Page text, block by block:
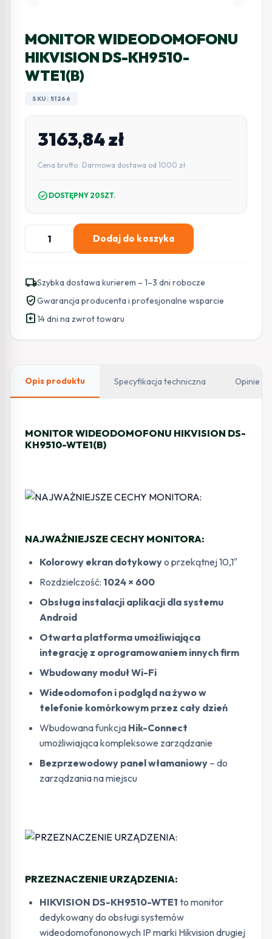
MONITOR WIDEODOMOFONU
HIKVISION DS-KH9510-
WTE1(B)
SKU: 51266
3163,84zł
Cena brutto · Darmowa dostawa od 1000 zł
check_circle DOSTĘPNY 20SZT.
ilość
MONITOR
HIKVISION
DS-
KH9510-
WTE1(B)
Dodaj do koszyka
local_shippingSzybka dostawa kurierem – 1–3 dni robocze
verified_userGwarancja producenta i profesjonalne wsparcie
assignment_return14 dni na zwrot towaru
Opis produktu Specyfikacja techniczna Opinie
MONITOR WIDEODOMOFONU HIKVISION DS-
KH9510-WTE1(B)
NAJWAŻNIEJSZE CECHY MONITORA:
Kolorowy ekran dotykowyo przekątnej 10,1″
Rozdzielczość: 1024 × 600
Obsługa instalacji aplikacji dla systemu
Android
Otwarta platforma umożliwiająca
integrację z oprogramowaniem innych firm
Wbudowany moduł Wi-Fi
Wideodomofon i podgląd na żywo w
telefonie komórkowym przez cały dzień
Wbudowana funkcja Hik-Connect
umożliwiająca kompleksowe zarządzanie
Bezprzewodowy panel włamaniowy – do
zarządzania na miejscu
PRZEZNACZENIE URZĄDZENIA:
HIKVISION DS-KH9510-WTE1 to monitor
dedykowany do obsługi systemów
wideodomofononowych IP marki Hikvision drugiej